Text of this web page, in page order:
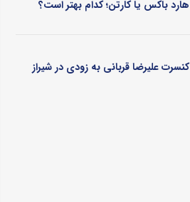
هارد باکس یا کارتن؛ کدام بهتر است؟
کنسرت علیرضا قربانی به زودی در شیراز